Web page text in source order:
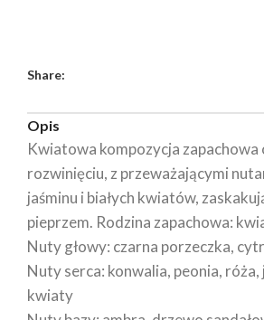
Share:
Opis
Kwiatowa kompozycja
rozwinięciu, z przeważającymi
jaśminu i białych kwiatów,
pieprzem. Rodzina zapachowa:
Nuty głowy: czarna porzeczka,
Nuty serca: konwalia, peonia, róża,
kwiaty